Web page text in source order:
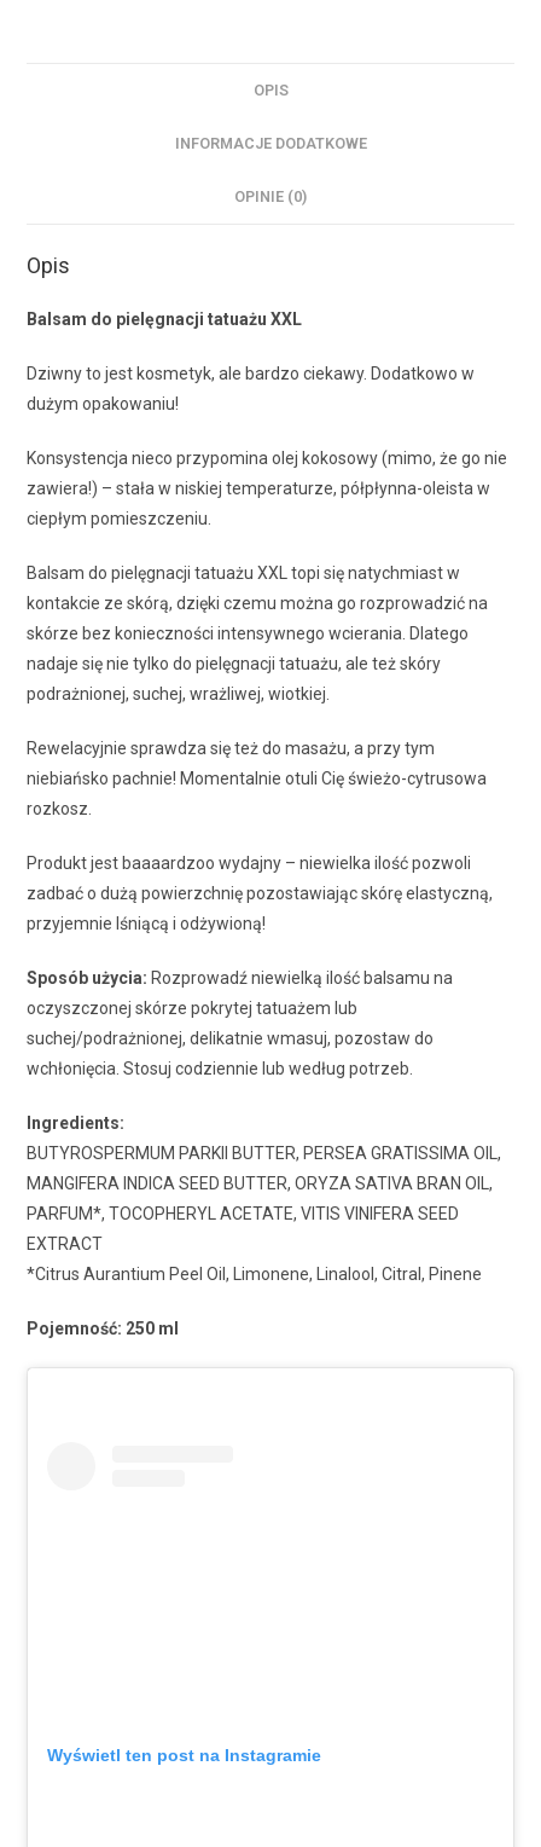
OPIS
INFORMACJE DODATKOWE
OPINIE (0)
Opis
Balsam do pielęgnacji tatuażu XXL
Dziwny to jest kosmetyk, ale bardzo ciekawy. Dodatkowo w
dużym opakowaniu!
Konsystencja nieco przypomina olej kokosowy (mimo, że go nie
zawiera!) – stała w niskiej temperaturze, półpłynna-oleista w
ciepłym pomieszczeniu.
Balsam do pielęgnacji tatuażu XXL topi się natychmiast w
kontakcie ze skórą, dzięki czemu można go rozprowadzić na
skórze bez konieczności intensywnego wcierania. Dlatego
nadaje się nie tylko do pielęgnacji tatuażu, ale też skóry
podrażnionej, suchej, wrażliwej, wiotkiej.
Rewelacyjnie sprawdza się też do masażu, a przy tym
niebiańsko pachnie! Momentalnie otuli Cię świeżo-cytrusowa
rozkosz.
Produkt jest baaaardzoo wydajny – niewielka ilość pozwoli
zadbać o dużą powierzchnię pozostawiając skórę elastyczną,
przyjemnie lśniącą i odżywioną!
Sposób użycia: Rozprowadź niewielką ilość balsamu na
oczyszczonej skórze pokrytej tatuażem lub
suchej/podrażnionej, delikatnie wmasuj, pozostaw do
wchłonięcia. Stosuj codziennie lub według potrzeb.
Ingredients:
BUTYROSPERMUM PARKII BUTTER, PERSEA GRATISSIMA OIL,
MANGIFERA INDICA SEED BUTTER, ORYZA SATIVA BRAN OIL,
PARFUM*, TOCOPHERYL ACETATE, VITIS VINIFERA SEED
EXTRACT
*Citrus Aurantium Peel Oil, Limonene, Linalool, Citral, Pinene
Pojemność: 250 ml
Wyświetl ten post na Instagramie